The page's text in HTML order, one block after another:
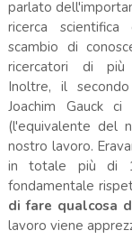
parlato
ricerca
scambio di
ricercatori di più
Inoltre, il
Joachim Gauck
(l'equivalente del
nostro lavoro.
in totale più di
fondamentale
di fare qualcosa
lavoro viene